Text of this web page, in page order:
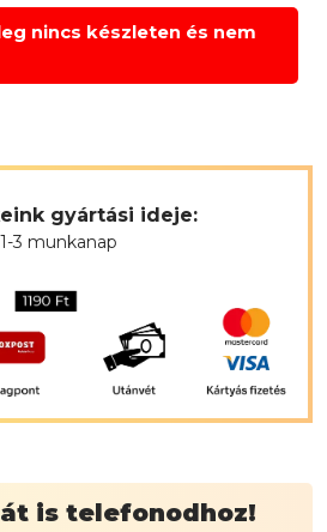
nincs készleten és nem
gyártási ideje:
1-3 munkanap
is telefonodhoz!